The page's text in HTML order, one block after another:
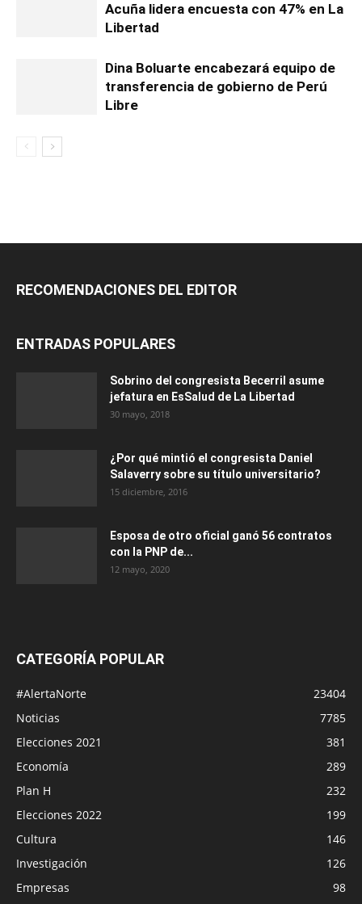
Acuña lidera encuesta con 47% en La
Libertad
Dina Boluarte encabezará equipo de
transferencia de gobierno de Perú
Libre
RECOMENDACIONES DEL EDITOR
ENTRADAS POPULARES
Sobrino del congresista Becerril asume
jefatura en EsSalud de La Libertad
30 mayo, 2018
¿Por qué mintió el congresista Daniel
Salaverry sobre su título universitario?
15 diciembre, 2016
Esposa de otro oficial ganó 56 contratos
con la PNP de...
12 mayo, 2020
CATEGORÍA POPULAR
#AlertaNorte
23404
Noticias
7785
Elecciones 2021
381
Economía
289
Plan H
232
Elecciones 2022
199
Cultura
146
Investigación
126
Empresas
98